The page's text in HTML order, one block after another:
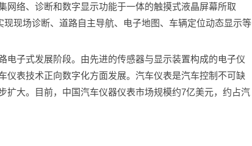
络、诊断和数字显示功能于一体的触摸式液晶屏幕所取
现现场诊断、道路自主导航、电子地图、车辆定位动态显示等
子式发展阶段。由先进的传感器与显示装置构成的电子仪
仪表技术正向数字化方面发展。汽车仪表是汽车控制不可缺
扩大。目前，中国汽车仪器仪表市场规模约7亿美元，约占汽